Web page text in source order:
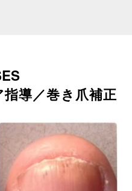
導／巻き爪補正